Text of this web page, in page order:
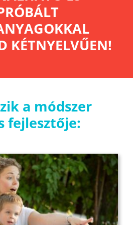
KÉTNYELVŰEN!
a módszer
fejlesztője: